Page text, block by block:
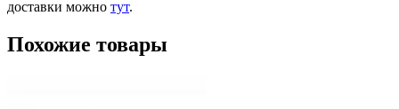
доставки можно тут.
Похожие товары